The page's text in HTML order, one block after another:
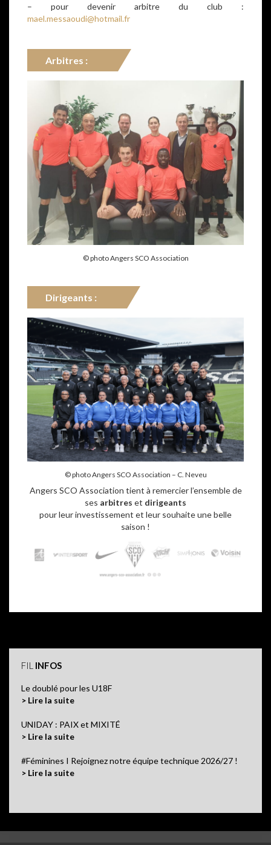
– pour devenir arbitre du club :
mael.messaoudi@hotmail.fr
Arbitres :
© photo Angers SCO Association
Dirigeants :
© photo Angers SCO Association – C. Neveu
Angers SCO Association tient à remercier l’ensemble de
ses arbitres et dirigeants
pour leur investissement et leur souhaite une belle
saison !
FIL INFOS
Le doublé pour les U18F
> Lire la suite
UNIDAY : PAIX et MIXITÉ
> Lire la suite
#Féminines I Rejoignez notre équipe technique 2026/27 !
> Lire la suite